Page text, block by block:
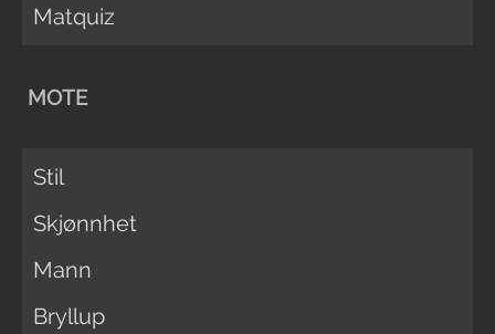
Matquiz
MOTE
Stil
Skjønnhet
Mann
Bryllup